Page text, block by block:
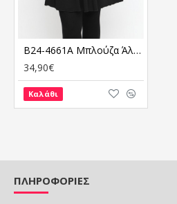
B24-4661A Μπλούζα Άλφα Κομποζέ
34,90€
Καλάθι
ΠΛΗΡΟΦΟΡΙΕΣ